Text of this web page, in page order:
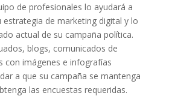
de profesionales lo ayudará a
estrategia de marketing digital y lo
actual de su campaña política.
blogs, comunicados de
con imágenes e infografías
a que su campaña se mantenga
las encuestas requeridas.